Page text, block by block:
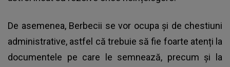
De asemenea, Berbecii se vor ocupa și de chestiuni
administrative, astfel că trebuie să fie foarte atenți la
documentele pe care le semnează, precum și la